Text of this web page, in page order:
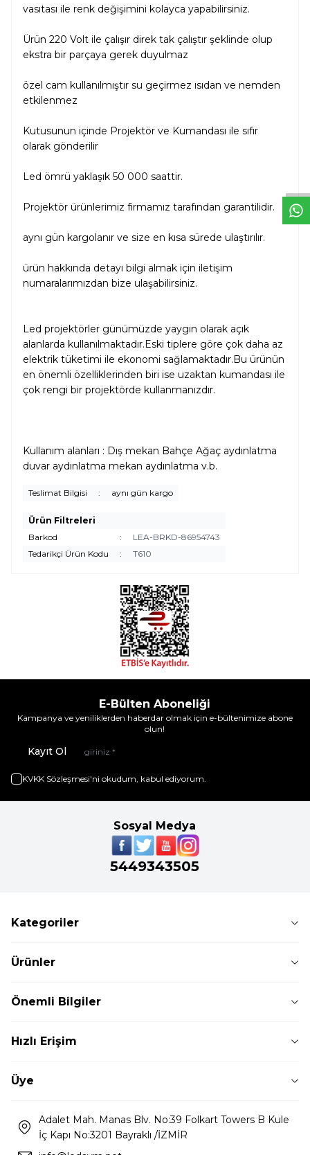
vasıtası ile renk değişimini kolayca yapabilirsiniz.
Ürün 220 Volt ile çalışır direk tak çalıştır şeklinde olup
ekstra bir parçaya gerek duyulmaz
özel cam kullanılmıştır su geçirmez ısıdan ve nemden
etkilenmez
Kutusunun içinde Projektör ve Kumandası ile sıfır
olarak gönderilir
Led ömrü yaklaşık 50 000 saattir.
Projektör ürünlerimiz firmamız tarafından garantilidir.
aynı gün kargolanır ve size en kısa sürede ulaştırılır.
ürün hakkında detayı bilgi almak için iletişim
numaralarımızdan bize ulaşabilirsiniz.
Led projektörler günümüzde yaygın olarak açık
alanlarda kullanılmaktadır.Eski tiplere göre çok daha az
elektrik tüketimi ile ekonomi sağlamaktadır.Bu ürünün
en önemli özelliklerinden biri ise uzaktan kumandası ile
çok rengi bir projektörde kullanmanızdır.
Kullanım alanları : Dış mekan Bahçe Ağaç aydınlatma
duvar aydınlatma mekan aydınlatma v.b.
Teslimat Bilgisi : aynı gün kargo
Ürün Filtreleri
Barkod
:
LEA-BRKD-86954743
Tedarikçi Ürün Kodu
: T610
E-Bülten Aboneliği
Kampanya ve yeniliklerden haberdar olmak için e-bültenimize abone
olun!
Kayıt Ol
KVKK Sözleşmesi'ni okudum, kabul ediyorum.
Sosyal Medya
5449343505
Kategoriler
Ürünler
Önemli Bilgiler
Hızlı Erişim
Üye
Adalet Mah. Manas Blv. No:39 Folkart Towers B Kule
İç Kapı No:3201 Bayraklı /İZMİR